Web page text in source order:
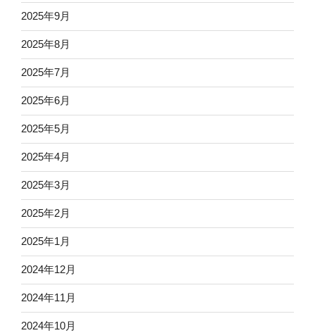
2025年9月
2025年8月
2025年7月
2025年6月
2025年5月
2025年4月
2025年3月
2025年2月
2025年1月
2024年12月
2024年11月
2024年10月